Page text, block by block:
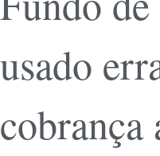
usado
cobrança